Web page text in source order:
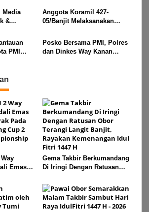
M, Di Kampung Simpang
Asam, Kecamatan Banjit
Media
&
Di Forum
:
Hari
Anggota Koramil 427-
05/Banjit Melaksanakan
ogoh Di Wilayah Bali Sadhar,
Kecamatan Banjit
PMI
Posko Bersama PMI, Polres
dan Dinkes Way Kanan
Emas
Cup 2
Gema Takbir Berkumandang
Di Iringi Dengan Ratusan
Rayakan Kemenangan Idul
Fitri 1447 H